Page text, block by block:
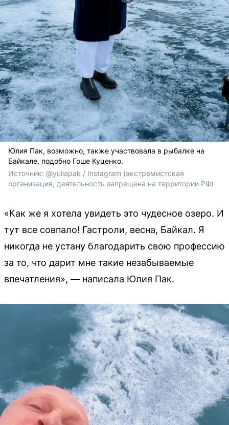
Юлия Пак, возможно, также участвовала в рыбалке на
Байкале, подобно Гоше Куценко.
Источник: @yuliapak / Instagram (экстремистская
организация, деятельность запрещена на территории РФ)
«Как же я хотела увидеть это чудесное озеро. И
тут все совпало! Гастроли, весна, Байкал. Я
никогда не устану благодарить свою профессию
за то, что дарит мне такие незабываемые
впечатления», — написала Юлия Пак.